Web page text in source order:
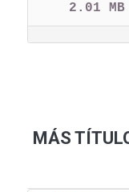
2.01 MB
MÁS